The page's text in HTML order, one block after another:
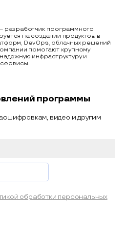
разработчик программного
на создании продуктов в
DevOps, облачных решений
помогают крупному
инфраструктуру и
программы
видео и другим
обработки персональных